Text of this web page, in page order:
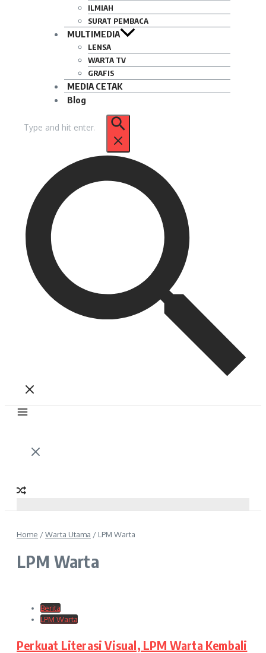
ILMIAH
SURAT PEMBACA
MULTIMEDIA
LENSA
WARTA TV
GRAFIS
MEDIA CETAK
Blog
untuk:
Home /Warta Utama / LPM Warta
LPM Warta
Berita
LPM Warta
Perkuat Literasi Visual, LPM Warta Kembali